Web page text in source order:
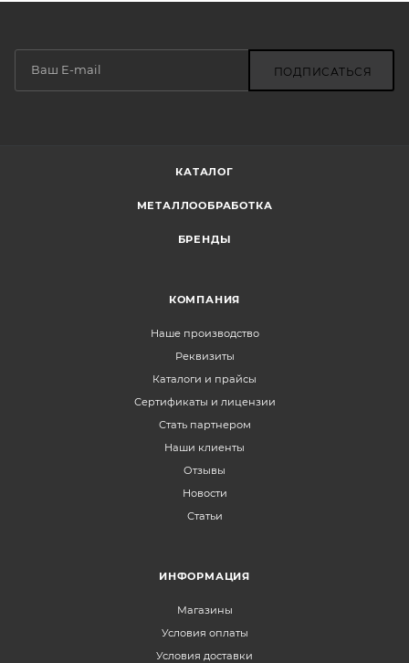
ПОДПИСАТЬСЯ
КАТАЛОГ
МЕТАЛЛООБРАБОТКА
БРЕНДЫ
КОМПАНИЯ
Наше производство
Реквизиты
Каталоги и прайсы
Сертификаты и лицензии
Стать партнером
Наши клиенты
Отзывы
Новости
Статьи
ИНФОРМАЦИЯ
Магазины
Условия оплаты
Условия доставки